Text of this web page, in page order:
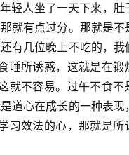
轻人坐了一天下来，肚
就有点过分。那就是不
有几位晚上不吃的，我
睡所诱惑，这就是在锻
就不容易。过午不食不
道心在成长的一种表现
习效法的心，那就是所